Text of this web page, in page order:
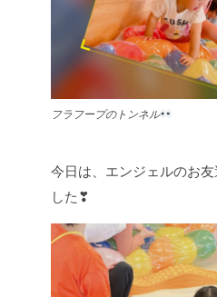
フラフープのトンネル
今日は、エンジェルのお
した❣